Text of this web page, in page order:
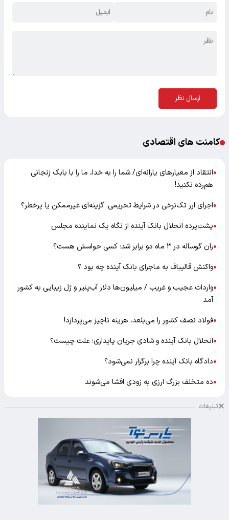
ارسال نظر
کامنت های اقتصادی
●انتقاد از معیارهای یارانه‌ای/ شما را به خدا، ما را با بابک زنجانی
هم‌رده نکنید!
●اجرای ارز تک‌نرخی در شرایط تحریمی؛ گزینه‌ای غیرممکن یا پرخطر؟
●پشت‌پرده انحلال بانک آینده از نگاه یک نماینده مجلس
●ران گوساله در ۳ ماه دو برابر شد؛ کسی حواسش هست؟
●واکنش قالیباف به ماجرای بانک آینده چه بود ؟
●واردات عجیب و غریب / میلیون‌ها دلار آب‌پنیر و ژل زیبایی به کشور
آمد
●فولاد نصف کشور را می‌بلعد، هزینه ناچیز می‌پردازد!
●انحلال بانک آینده و شادی جریان پایداری؛ علت چیست؟
●دادگاه بانک آینده چرا برگزار نمی‌شود؟
●ده متخلف بزرگ ارزی به زودی افشا می‌شوند
تبلیغات